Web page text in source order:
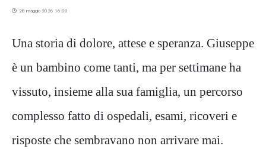
28 maggio 2026 16:00
Una storia di dolore, attese e speranza. Giuseppe
è un bambino come tanti, ma per settimane ha
vissuto, insieme alla sua famiglia, un percorso
complesso fatto di ospedali, esami, ricoveri e
risposte che sembravano non arrivare mai.